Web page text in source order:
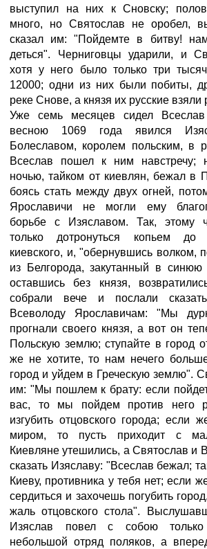
выступил на них к Сновску;
много, но Святослав не оробел,
сказал им: "Пойдемте в битву!
деться". Черниговцы ударили, и
хотя у него было только три
12000; одни из них были побиты,
реке Снове, а князя их русские взяли
Уже семь месяцев сидел
весною 1069 года явился
Болеславом, королем польским, в
Всеслав пошел к ним навстречу;
ночью, тайком от киевлян, бежал в
боясь стать между двух огней,
Ярославичи не могли ему
борьбе с Изяславом. Так, этому
только дотронуться копьем до
киевского, и, "обернувшись волком,
из Белгорода, закутанный в синюю
оставшись без князя,
собрали вече и послали
Всеволоду Ярославичам: "Мы
прогнали своего князя, а вот он
Польскую землю; ступайте в город
же не хотите, то нам нечего
город и уйдем в Греческую землю".
им: "Мы пошлем к брату: если
вас, то мы пойдем против него
изгубить отцовского города; если
миром, то пусть приходит с
Киевляне утешились, а Святослав и
сказать Изяславу: "Всеслав бежал;
Киеву, противника у тебя нет; если
сердиться и захочешь погубить
жаль отцовского стола".
Изяслав повел с собою
небольшой отряд поляков, а